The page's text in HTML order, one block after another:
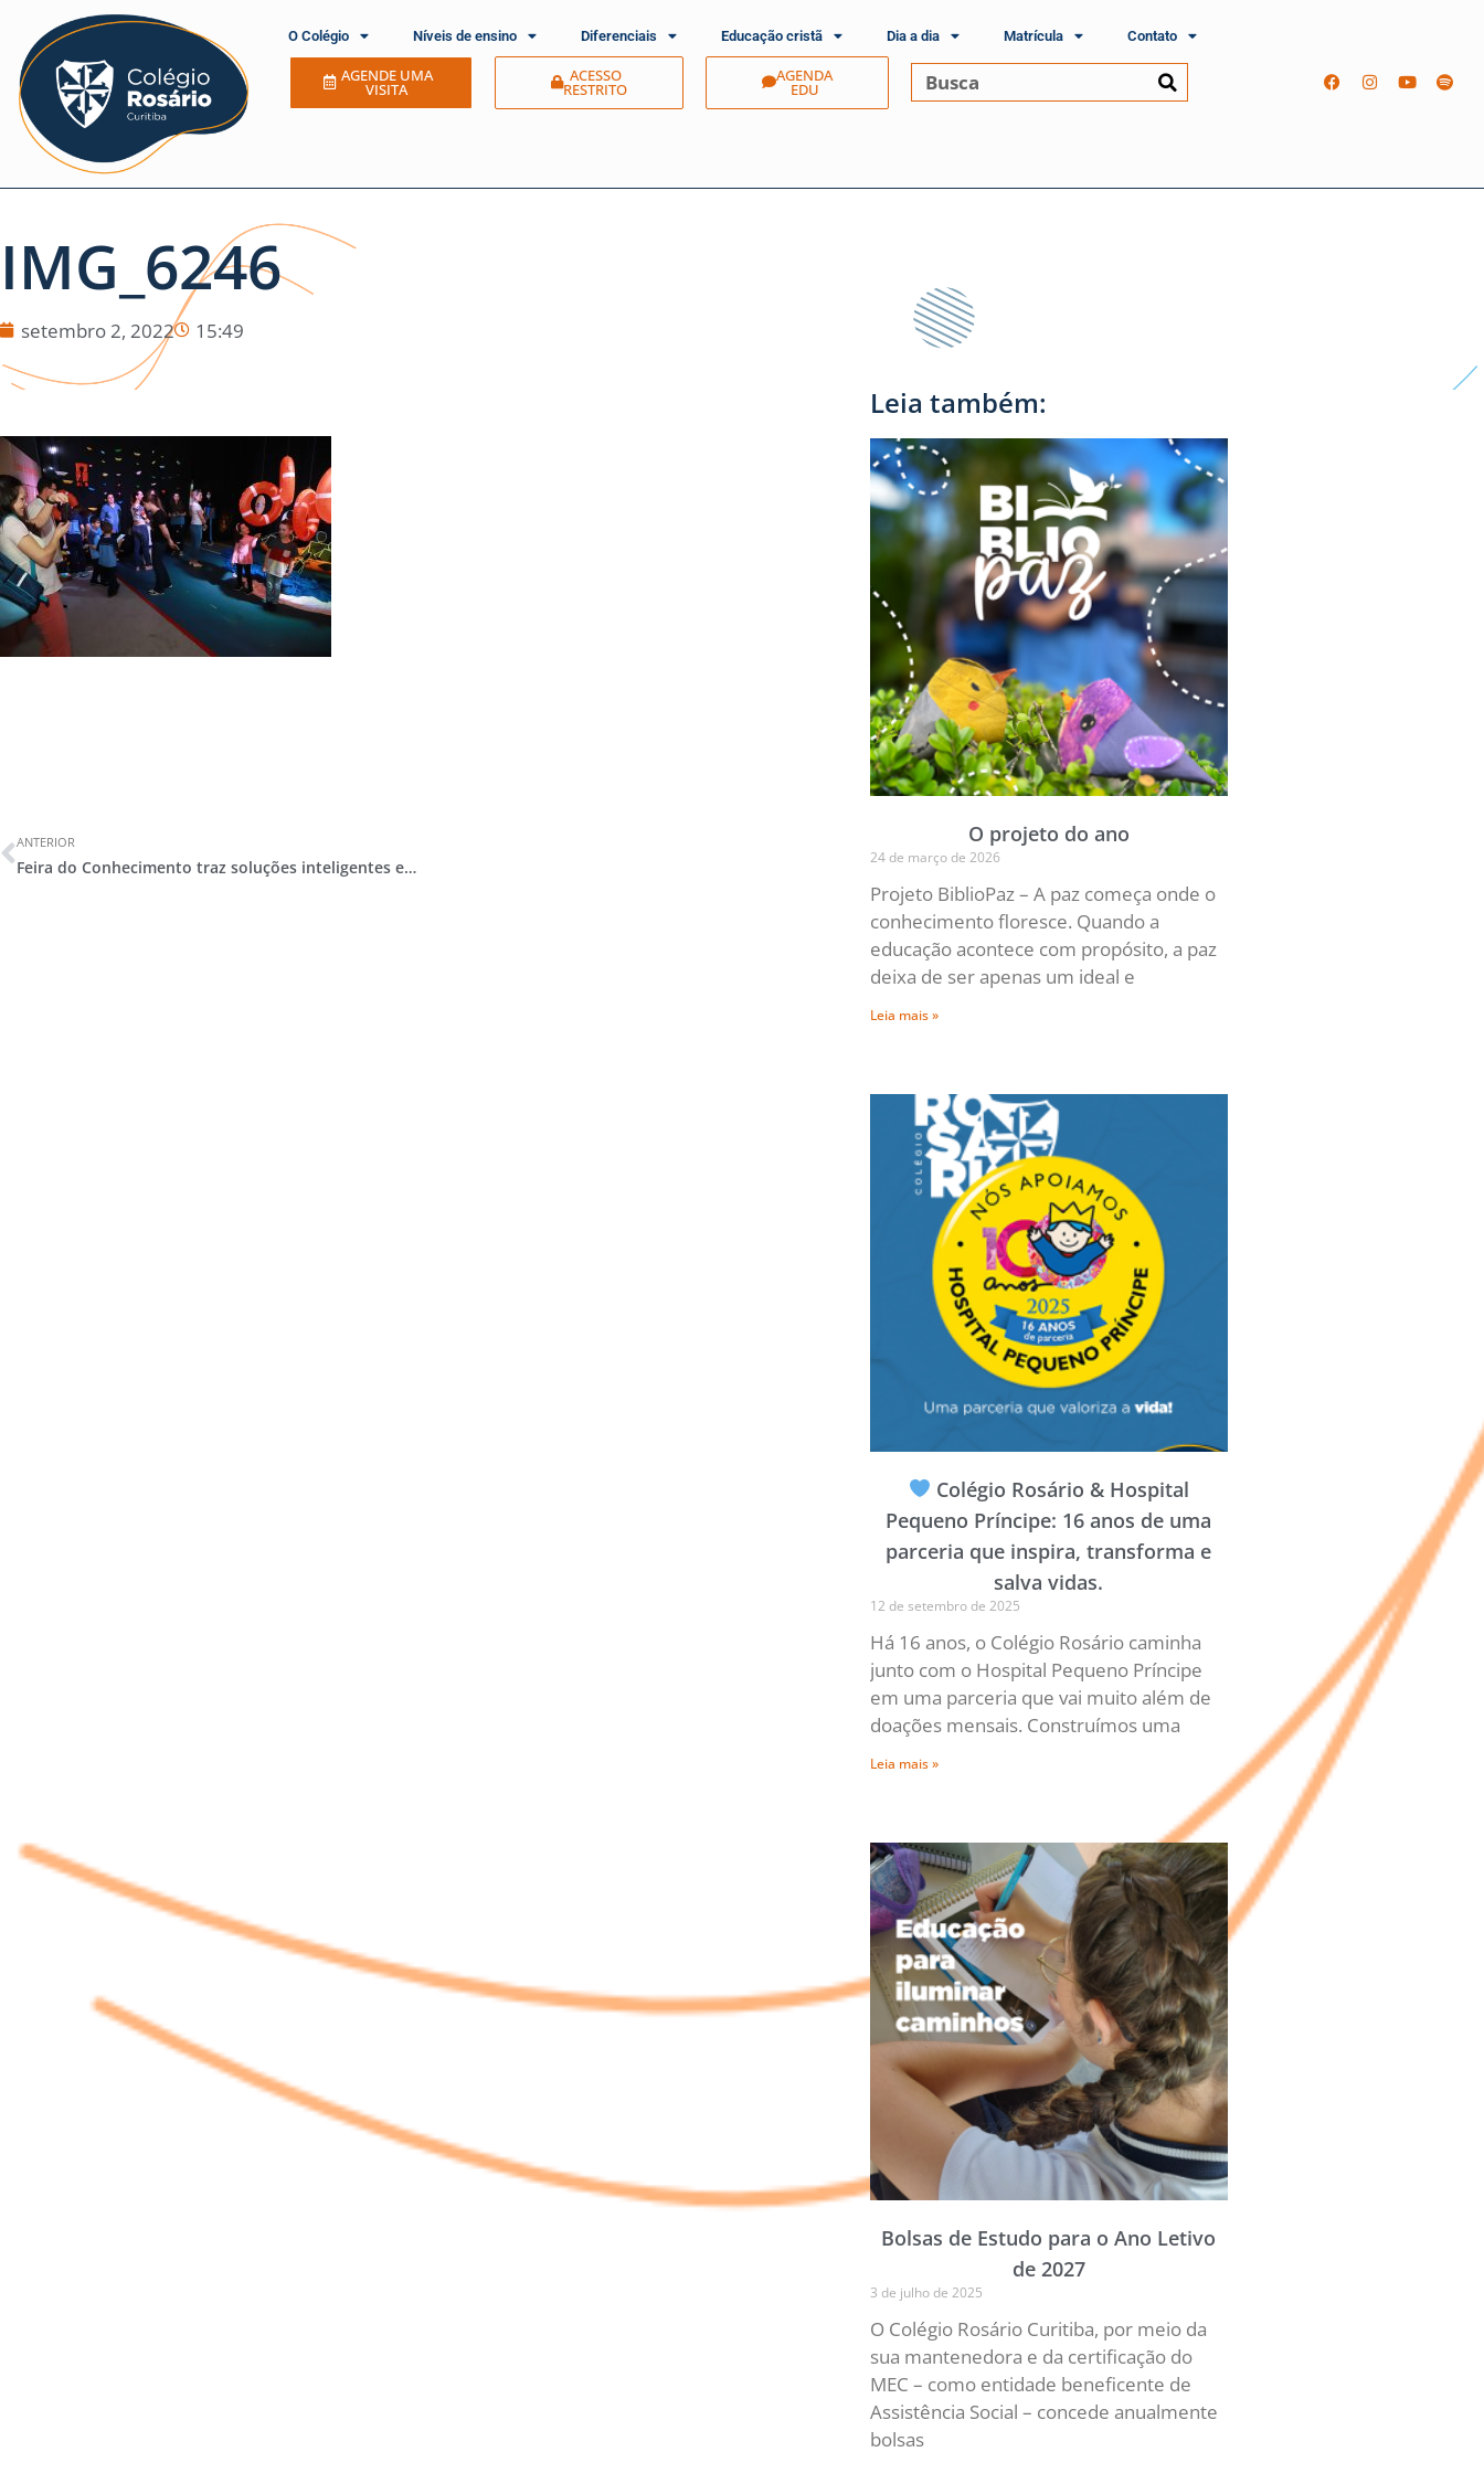
AGENDE UMA
VISITA
ACESSO
RESTRITO
AGENDA
EDU
O Colégio Níveis de ensino Diferenciais Educação cristã Dia a dia Matrícula Contato
IMG_6246
setembro 2, 2022 15:49
ANTERIOR
Feira do Conhecimento traz soluções inteligentes e grandes reflexões sobre os ODS
Leia também:
O projeto do ano
24 de março de 2026
Projeto BiblioPaz – A paz começa onde o
conhecimento floresce. Quando a
educação acontece com propósito, a paz
deixa de ser apenas um ideal e
Leia mais »
Colégio Rosário & Hospital
Pequeno Príncipe: 16 anos de uma
parceria que inspira, transforma e
salva vidas.
12 de setembro de 2025
Há 16 anos, o Colégio Rosário caminha
junto com o Hospital Pequeno Príncipe
em uma parceria que vai muito além de
doações mensais. Construímos uma
Leia mais »
Bolsas de Estudo para o Ano Letivo
de 2027
3 de julho de 2025
O Colégio Rosário Curitiba, por meio da
sua mantenedora e da certificação do
MEC – como entidade beneficente de
Assistência Social – concede anualmente
bolsas